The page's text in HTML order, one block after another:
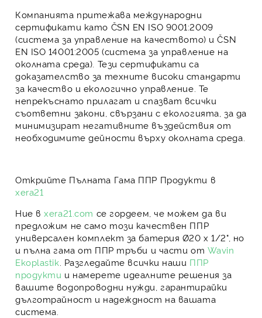
Компанията притежава международни
сертификати като ČSN EN ISO 9001:2009
(система за управление на качеството) иČSN
EN ISO 14001:2005 (система за управление на
околната среда). Тези сертификати са
доказателство за техните високи стандарти
за качество и екологично управление . Те
непрекъснато прилагат и спазват всички
съответни закони, свързани с екологията, за да
минимизират негативните въздействия от
необходимите дейности върху околната среда.
Открийте Пълната Гама ППР Продукти в
xera21
Ние вxera21.com се гордеем, че можем да ви
предложим не само този качествен ППР
универсален комплект за батерия Ø20 x 1/2", но
и пълна гама от ППР тръби и части от Wavin
Ekoplastik . Разгледайте всички наши ППР
продукти и намерете идеалните решения за
вашите водопроводни нужди, гарантирайки
дълготрайност и надеждност на вашата
система.